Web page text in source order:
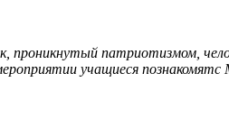
патриотизмом,
учащиеся познакомятс